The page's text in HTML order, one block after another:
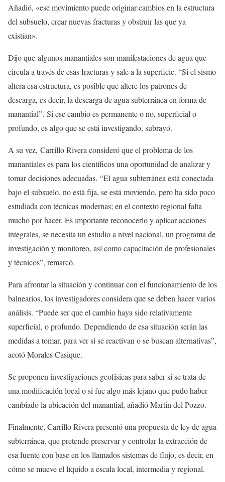
Añadió, «ese movimiento puede originar cambios en la estructura
del subsuelo, crear nuevas fracturas y obstruir las que ya
existían».
Dijo que algunos manantiales son manifestaciones de agua que
circula a través de esas fracturas y sale a la superficie. “Si el sismo
altera esa estructura, es posible que altere los patrones de
descarga, es decir, la descarga de agua subterránea en forma de
manantial”. Si ese cambio es permanente o no, superficial o
profundo, es algo que se está investigando, subrayó.
A su vez, Carrillo Rivera consideró que el problema de los
manantiales es para los científicos una oportunidad de analizar y
tomar decisiones adecuadas. “El agua subterránea está conectada
bajo el subsuelo, no está fija, se está moviendo, pero ha sido poco
estudiada con técnicas modernas; en el contexto regional falta
mucho por hacer. Es importante reconocerlo y aplicar acciones
integrales, se necesita un estudio a nivel nacional, un programa de
investigación y monitoreo, así como capacitación de profesionales
y técnicos”, remarcó.
Para afrontar la situación y continuar con el funcionamiento de los
balnearios, los investigadores considera que se deben hacer varios
análisis. “Puede ser que el cambio haya sido relativamente
superficial, o profundo. Dependiendo de esa situación serán las
medidas a tomar, para ver si se reactivan o se buscan alternativas”,
acotó Morales Casique.
Se proponen investigaciones geofísicas para saber si se trata de
una modificación local o si fue algo más lejano que pudo haber
cambiado la ubicación del manantial, añadió Martin del Pozzo.
Finalmente, Carrillo Rivera presentó una propuesta de ley de agua
subterránea, que pretende preservar y controlar la extracción de
esa fuente con base en los llamados sistemas de flujo, es decir, en
cómo se mueve el líquido a escala local, intermedia y regional.